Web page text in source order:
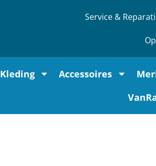
Service &
Kleding Accessoires